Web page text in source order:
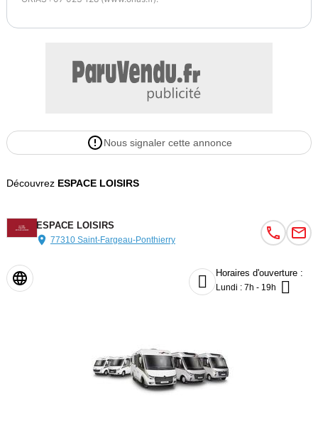
Nous signaler cette annonce
Découvrez ESPACE LOISIRS
ESPACE LOISIRS
77310 Saint-Fargeau-Ponthierry
 Horaires d'ouverture :
Lundi : 7h - 19h 